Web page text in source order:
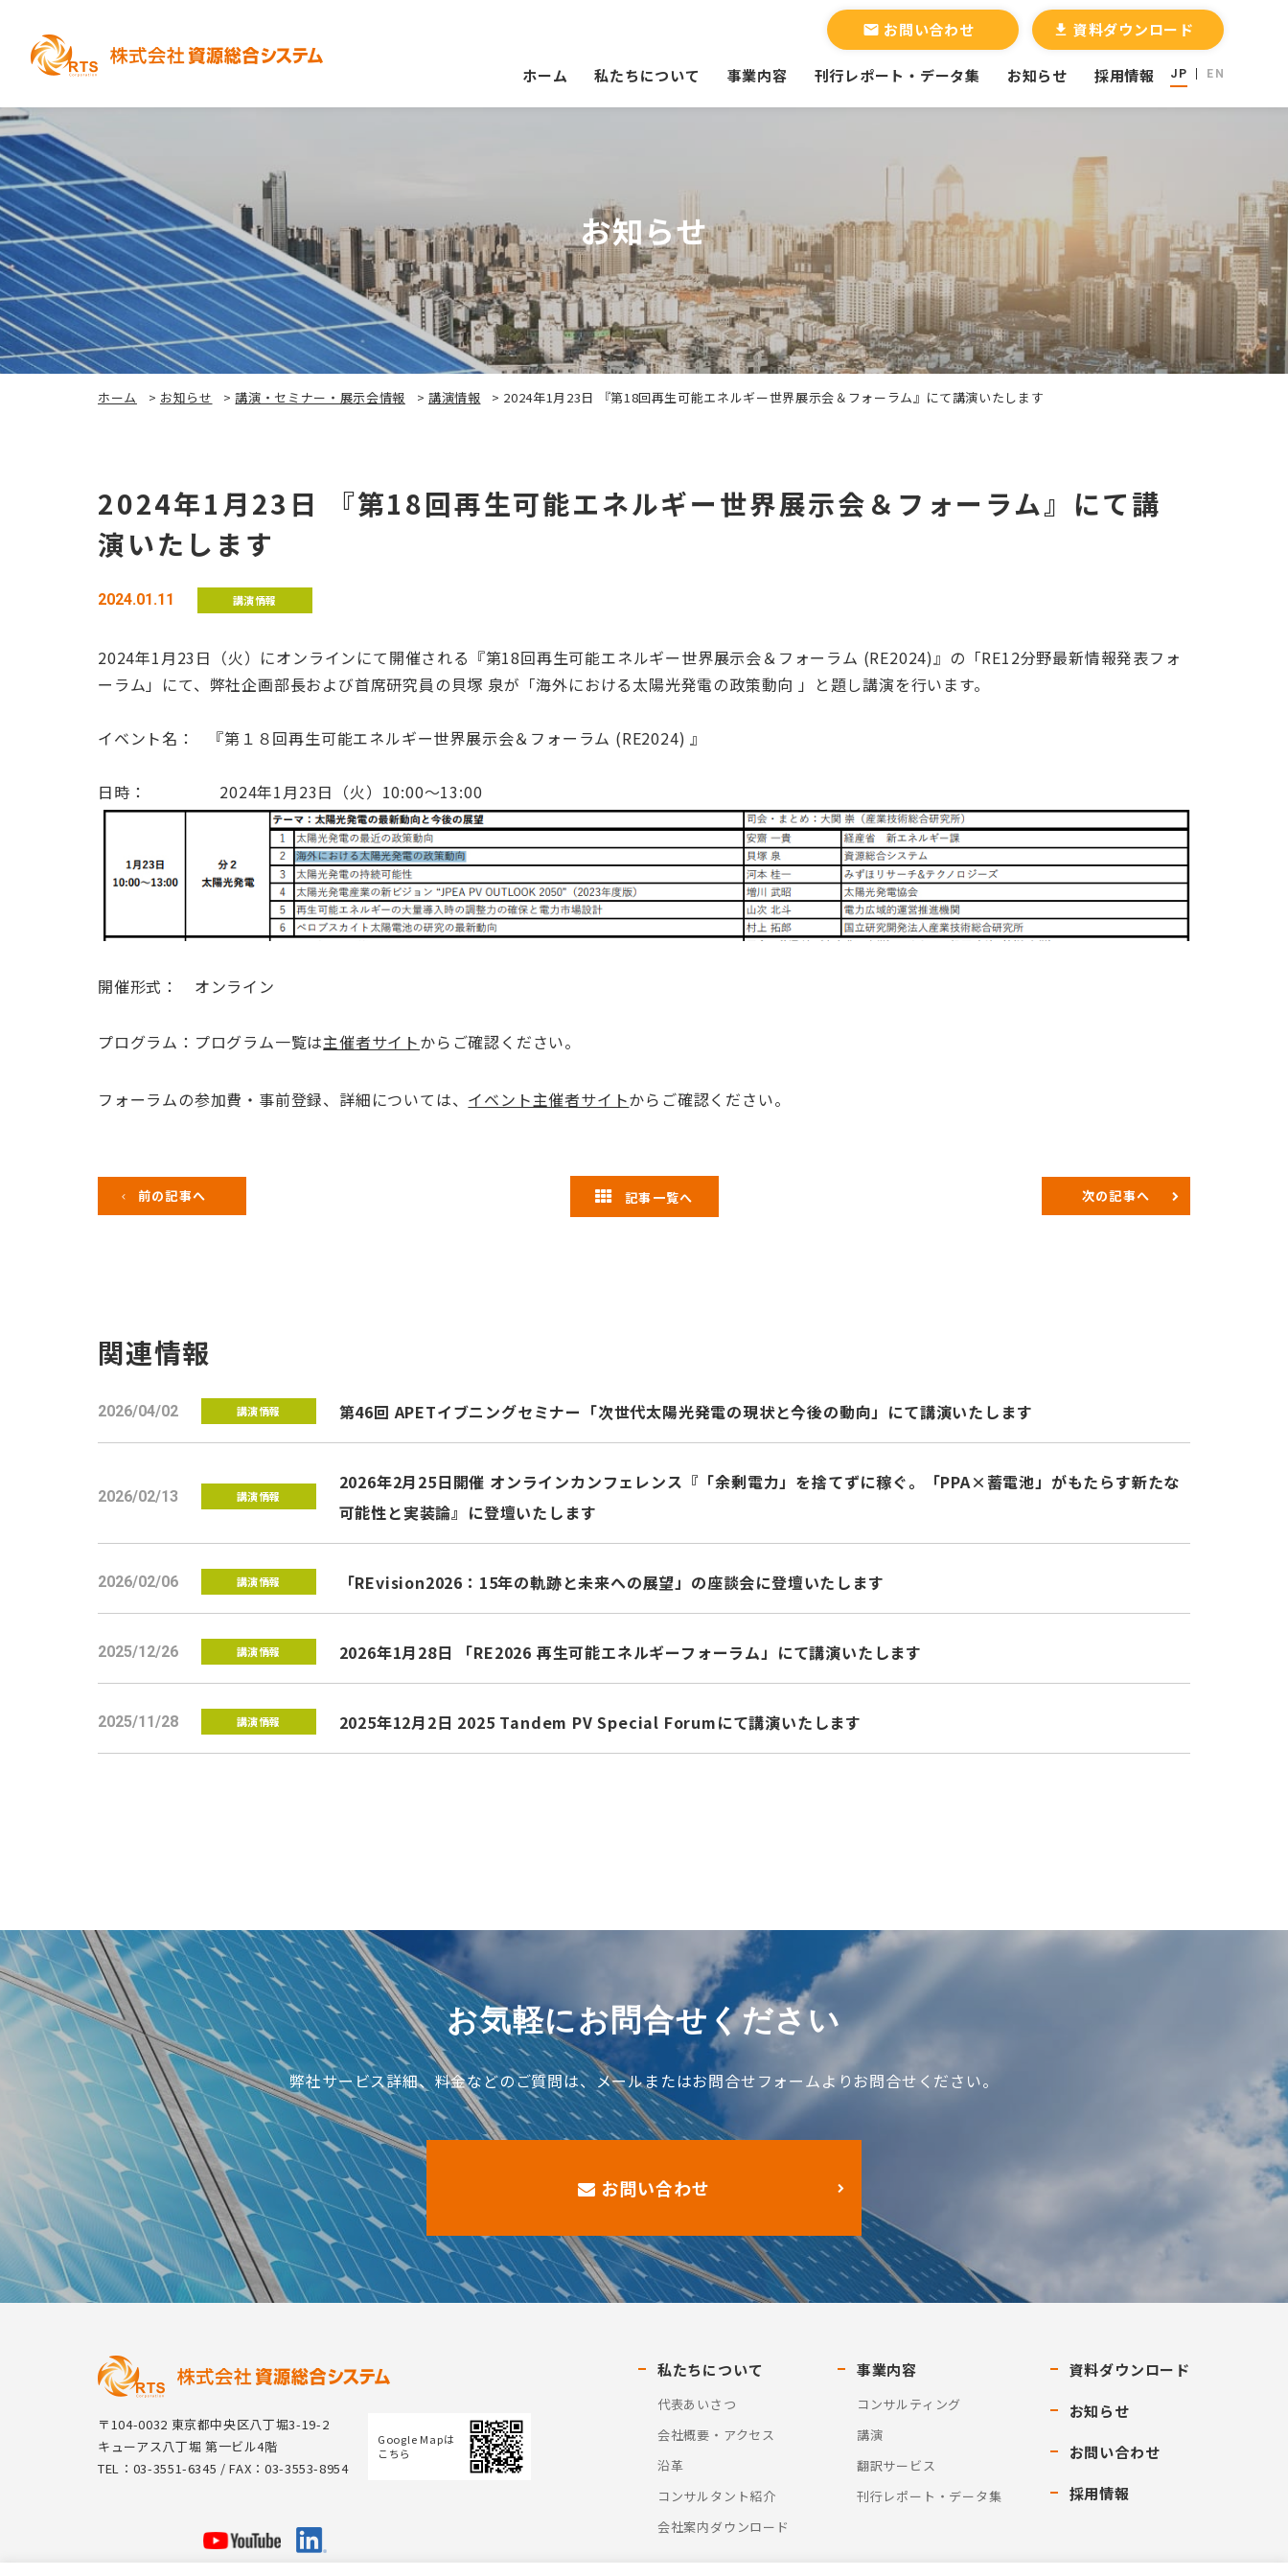
ホーム 私たちについて 事業内容 刊行レポート・データ集 お知らせ 採用情報 JP EN
email お問い合わせ file_download 資料ダウンロード
お知らせ
ホーム > お知らせ >講演・セミナー・展示会情報 > 講演情報 > 2024年1月23日 『第18回再生可能エネルギー世界展示会＆フォーラム』にて講演いたします
2024年1月23日 『第18回再生可能エネルギー世界展示会＆フォーラム』にて講
演いたします
2024.01.11 講演情報
2024年1月23日（火）にオンラインにて開催される『第18回再生可能エネルギー世界展示会＆フォーラム (RE2024)』の「RE12分野最新情報発表フォ
ーラム」にて、弊社企画部長および首席研究員の貝塚 泉が「海外における太陽光発電の政策動向 」と題し講演を行います。
イベント名： 『第１８回再生可能エネルギー世界展示会＆フォーラム (RE2024) 』
日時： 2024年1月23日（火）10:00～13:00
開催形式： オンライン
プログラム：プログラム一覧は主催者サイトからご確認ください。
フォーラムの参加費・事前登録、詳細については、 イベント主催者サイトからご確認ください。
前の記事へ 記事一覧へ 次の記事へ
関連情報
2026/04/02 講演情報 第46回 APETイブニングセミナー「次世代太陽光発電の現状と今後の動向」にて講演いたします
2026/02/13 講演情報
2026年2月25日開催 オンラインカンフェレンス『「余剰電力」を捨てずに稼ぐ。「PPA×蓄電池」がもたらす新たな
可能性と実装論』に登壇いたします
2026/02/06 講演情報 「REvision2026：15年の軌跡と未来への展望」の座談会に登壇いたします
2025/12/26 講演情報 2026年1月28日 「RE2026 再生可能エネルギーフォーラム」にて講演いたします
2025/11/28 講演情報 2025年12月2日 2025 Tandem PV Special Forumにて講演いたします
お気軽にお問合せください
弊社サービス詳細、料金などのご質問は、メールまたはお問合せフォームよりお問合せください。
お問い合わせ
〒104-0032 東京都中央区八丁堀3-19-2
キューアス八丁堀 第一ビル4階
TEL：03-3551-6345 / FAX：03-3553-8954
Google Mapは
こちら
私たちについて
代表あいさつ
会社概要・アクセス
沿革
コンサルタント紹介
会社案内ダウンロード
事業内容
コンサルティング
講演
翻訳サービス
刊行レポート・データ集
資料ダウンロード
お知らせ
お問い合わせ
採用情報